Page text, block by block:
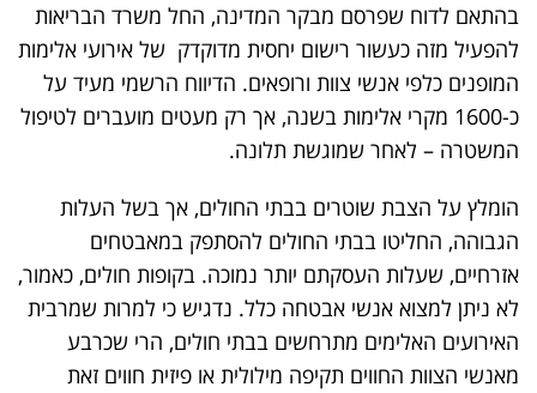
בהתאם לדוח שפרסם מבקר המדינה, החל משרד הבריאות
להפעיל מזה כעשור רישום יחסית מדוקדק של אירועי אלימות
המופנים כלפי אנשי צוות ורופאים. הדיווח הרשמי מעיד על
כ-1600 מקרי אלימות בשנה, אך רק מעטים מועברים לטיפול
המשטרה – לאחר שמוגשת תלונה.
הומלץ על הצבת שוטרים בבתי החולים, אך בשל העלות
הגבוהה, החליטו בבתי החולים להסתפק במאבטחים
אזרחיים, שעלות העסקתם יותר נמוכה. בקופות חולים, כאמור,
לא ניתן למצוא אנשי אבטחה כלל. נדגיש כי למרות שמרבית
האירועים האלימים מתרחשים בבתי חולים, הרי שכרבע
מאנשי הצוות החווים תקיפה מילולית או פיזית חווים זאת